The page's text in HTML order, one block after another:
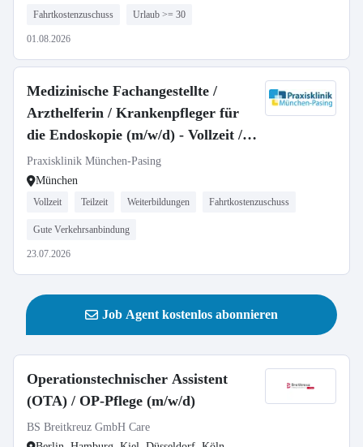
Fahrtkostenzuschuss Urlaub >= 30
01.08.2026
Medizinische Fachangestellte /
Arzthelferin / Krankenpfleger für
die Endoskopie (m/w/d) - Vollzeit /
Teilzeit
Praxisklinik München-Pasing
München
Vollzeit Teilzeit Weiterbildungen Fahrtkostenzuschuss
Gute Verkehrsanbindung
23.07.2026
Job Agent kostenlos abonnieren
Operationstechnischer Assistent
(OTA) / OP-Pflege (m/w/d)
BS Breitkreuz GmbH Care